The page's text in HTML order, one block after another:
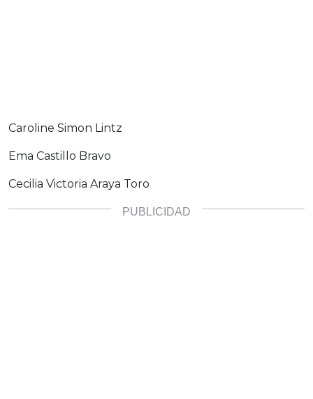
Caroline Simon Lintz
Ema Castillo Bravo
Cecilia Victoria Araya Toro